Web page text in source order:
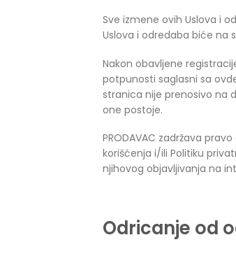
Sve izmene ovih Uslova i
Uslova i odredaba biće na
Nakon obavljene
potpunosti saglasni sa
stranica nije prenosivo na
one postoje.
PRODAVAC zadržava
korišćenja i/ili Politiku
njihovog objavljivanja na
Odricanje od